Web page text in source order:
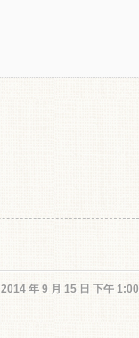
2014 年 9 月 15 日 下午 1:00